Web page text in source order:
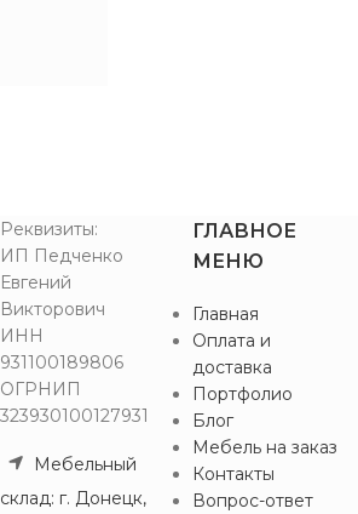
Реквизиты:
ИП Педченко
Евгений
Викторович
ИНН
931100189806
ОГРНИП
323930100127931
Мебельный
склад: г. Донецк,
ГЛАВНОЕ
МЕНЮ
Главная
Оплата и
доставка
Портфолио
Блог
Мебель на заказ
Контакты
Вопрос-ответ